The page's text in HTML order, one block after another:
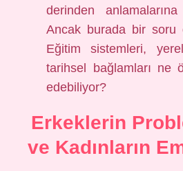
derinden
Ancak burada bir soru
Eğitim sistemleri,
tarihsel bağlamları ne
edebiliyor?
Erkeklerin
ve Kadınların